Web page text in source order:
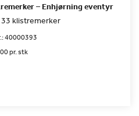
– Enhjørning eventyr
klistremerker
40000393
pr. stk